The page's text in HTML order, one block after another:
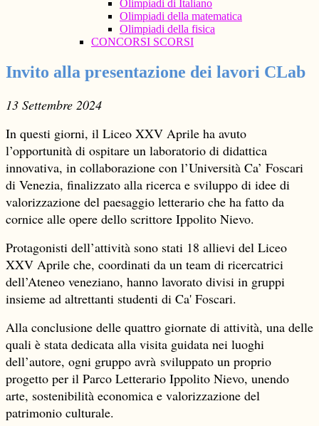
Olimpiadi di Italiano
Olimpiadi della matematica
Olimpiadi della fisica
CONCORSI SCORSI
Invito alla presentazione dei lavori CLab
13 Settembre 2024
In questi giorni, il Liceo XXV Aprile ha avuto
l’opportunità di ospitare un laboratorio di didattica
innovativa, in collaborazione con l’Università Ca’ Foscari
di Venezia, finalizzato alla ricerca e sviluppo di idee di
valorizzazione del paesaggio letterario che ha fatto da
cornice alle opere dello scrittore Ippolito Nievo.
Protagonisti dell’attività sono stati 18 allievi del Liceo
XXV Aprile che, coordinati da un team di ricercatrici
dell’Ateneo veneziano, hanno lavorato divisi in gruppi
insieme ad altrettanti studenti di Ca' Foscari.
Alla conclusione delle quattro giornate di attività, una delle
quali è stata dedicata alla visita guidata nei luoghi
dell’autore, ogni gruppo avrà sviluppato un proprio
progetto per il Parco Letterario Ippolito Nievo, unendo
arte, sostenibilità economica e valorizzazione del
patrimonio culturale.